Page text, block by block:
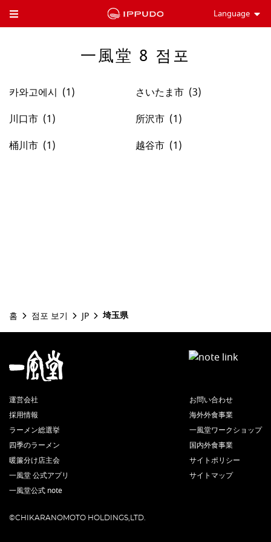
Toggle Header Menu Language
一風堂 8 점포
카와고에시
さいたま市
川口市
所沢市
桶川市
越谷市
홈 점포 보기 JP 埼玉県
運営会社
採用情報
ラーメン総選挙
四季のラーメン
暖簾分け店主会
一風堂 公式アプリ
一風堂公式 note
お問い合わせ
海外外食事業
一風堂ワークショップ
国内外食事業
サイトポリシー
サイトマップ
©CHIKARANOMOTO HOLDINGS,LTD.